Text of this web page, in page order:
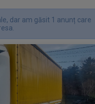
dar am găsit 1 anunț care